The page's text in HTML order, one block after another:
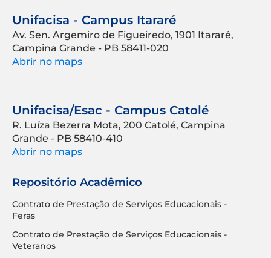
Unifacisa - Campus Itararé
Av. Sen. Argemiro de Figueiredo, 1901 Itararé,
Campina Grande - PB 58411-020
Abrir no maps
Unifacisa/Esac - Campus Catolé
R. Luíza Bezerra Mota, 200 Catolé, Campina
Grande - PB 58410-410
Abrir no maps
Repositório Acadêmico
Contrato de Prestação de Serviços Educacionais -
Feras
Contrato de Prestação de Serviços Educacionais -
Veteranos